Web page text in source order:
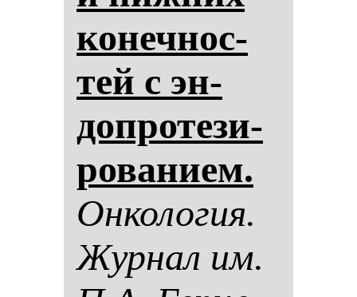
ко­неч­нос­
тей с эн­
доп­ро­те­зи­
ро­ва­ни­ем.
Он­ко­ло­гия.
Жур­нал им.